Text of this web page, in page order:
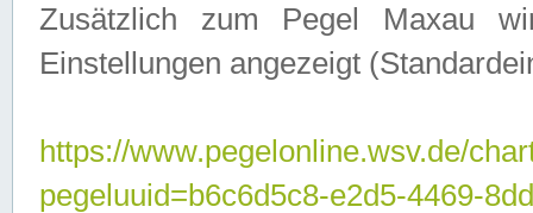
Zusätzlich zum Pegel Maxau
Einstellungen angezeigt
https://www.pegelonline.wsv.de/
pegeluuid=b6c6d5c8-e2d5-4469-